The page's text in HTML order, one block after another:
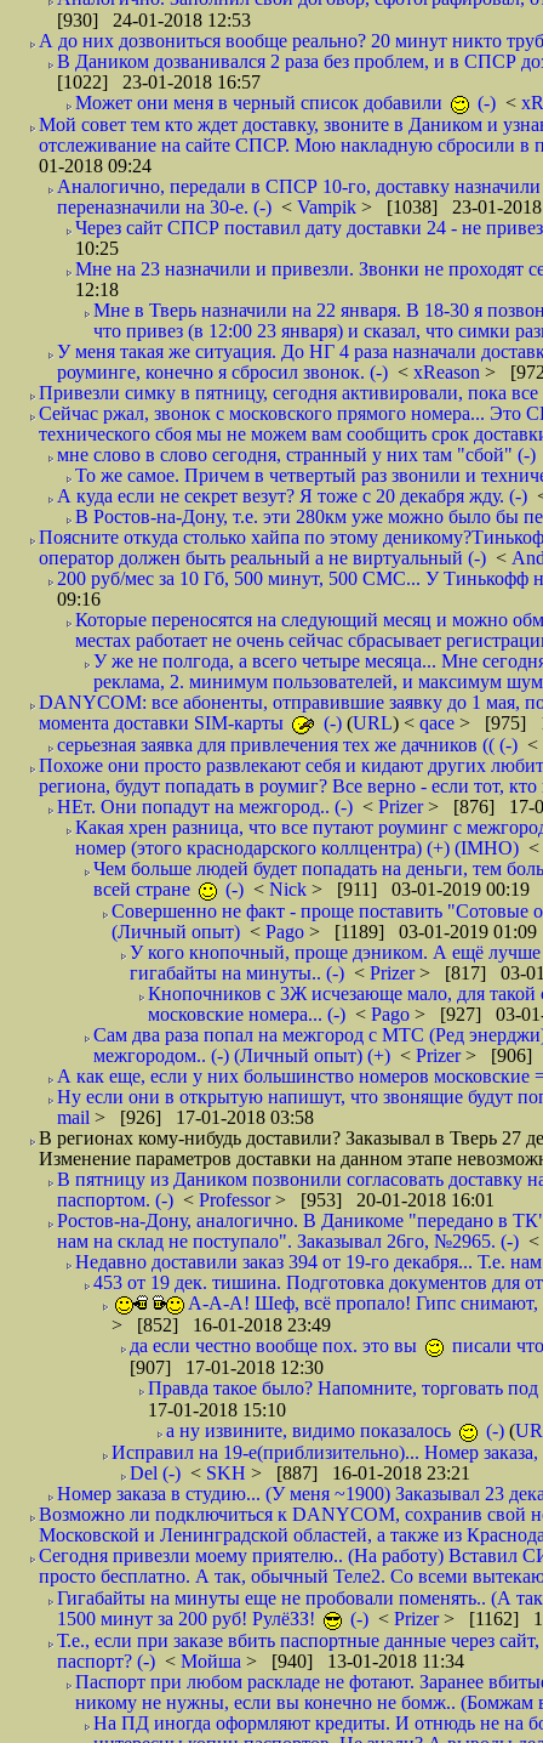
[930] 24-01-2018 12:53
А до них дозвониться вообще реально? 20 минут никто
В Даником дозванивался 2 раза без проблем, и в СПСР
[1022] 23-01-2018 16:57
Может они меня в черный список добавили
(-) <
Мой совет тем кто ждет доставку, звоните в Даником и
отслеживание на сайте СПСР. Мою накладную сбросили
01-2018 09:24
Аналогично, передали в СПСР 10-го, доставку
переназначили на 30-е. (-) < Vampik > [1038] 23-01-2018
Через сайт СПСР поставил дату доставки 24 - не
10:25
Мне на 23 назначили и привезли. Звонки не
12:18
Мне в Тверь назначили на 22 января. В 18-30 я
что привез (в 12:00 23 января) и сказал, что симки
У меня такая же ситуация. До НГ 4 раза назначали
роуминге, конечно я сбросил звонок. (-) < xReason >
Привезли симку в пятницу, сегодня активировали, пока
Сейчас ржал, звонок с московского прямого номера... Это
технического сбоя мы не можем вам сообщить срок
мне слово в слово сегодня, странный у них там "сбой" (-)
То же самое. Причем в четвертый раз звонили и
А куда если не секрет везут? Я тоже с 20 декабря жду. (-)
В Ростов-на-Дону, т.е. эти 280км уже можно было бы
Поясните откуда столько хайпа по этому
оператор должен быть реальный а не виртуальный (-) <
200 руб/мес за 10 Гб, 500 минут, 500 СМС... У Тинькофф
09:16
Которые переносятся на следующий месяц и можно
местах работает не очень сейчас сбрасывает
У же не полгода, а всего четыре месяца... Мне
реклама, 2. минимум пользователей, и максимум
DANYCOM: все абоненты, отправившие заявку до 1 мая,
момента доставки SIM-карты
(-) (URL) < qace > [975]
серьезная заявка для привлечения тех же дачников (( (-) <
Похоже они просто развлекают себя и кидают других
региона, будут попадать в роумиг? Все верно - если тот,
НЕт. Они попадут на межгород.. (-) < Prizer> [876] 17-
Какая хрен разница, что все путают роуминг с
номер (этого краснодарского коллцентра) (+) (IMHO) <
Чем больше людей будет попадать на деньги, тем
всей стране
(-) < Nick > [911] 03-01-2019 00:19
Совершенно не факт - проще поставить "Сотовые
(Личный опыт) < Pago > [1189] 03-01-2019 01:09
У кого кнопочный, проще дэником. А ещё лучше
гигабайты на минуты.. (-) < Prizer> [817] 03-
Кнопочников с 3Ж исчезающе мало, для такой
московские номера... (-) < Pago > [927] 03-01-
Сам два раза попал на межгород с МТС (Ред
межгородом.. (-) (Личный опыт) (+) < Prizer> [906]
А как еще, если у них большинство номеров московские
Ну если они в открытую напишут, что звонящие будут
mail > [926] 17-01-2018 03:58
В регионах кому-нибудь доставили? Заказывал в Тверь 27
Изменение параметров доставки на данном этапе
В пятницу из Даником позвонили согласовать доставку
паспортом. (-) < Professor> [953] 20-01-2018 16:01
Ростов-на-Дону, аналогично. В Даникоме "передано в
нам на склад не поступало". Заказывал 26го, №2965. (-) <
Недавно доставили заказ 394 от 19-го декабря... Т.е.
453 от 19 дек. тишина. Подготовка документов для
А-А-А! Шеф, всё пропало! Гипс снимают,
> [852] 16-01-2018 23:49
да если честно вообще пох. это вы
писали
[907] 17-01-2018 12:30
Правда такое было? Напомните, торговать
17-01-2018 15:10
а ну извините, видимо показалось
(-) (
Исправил на 19-е(приблизительно)... Номер
Del (-) < SKH > [887] 16-01-2018 23:21
Номер заказа в студию... (У меня ~1900) Заказывал 23
Возможно ли подключиться к DANYCOM, сохранив свой
Московской и Ленинградской областей, а также из
Сегодня привезли моему приятелю.. (На работу) Вставил
просто бесплатно. А так, обычный Теле2. Со всеми
Гигабайты на минуты еще не пробовали поменять.. (А
1500 минут за 200 руб! РулёЗЗ!
(-) < Prizer> [1162]
Т.е., если при заказе вбить паспортные данные через
паспорт? (-) < Мойша > [940] 13-01-2018 11:34
Паспорт при любом раскладе не фотают. Заранее
никому не нужны, если вы конечно не бомж.. (Бомжам
На ПД иногда оформляют кредиты. И отнюдь не на